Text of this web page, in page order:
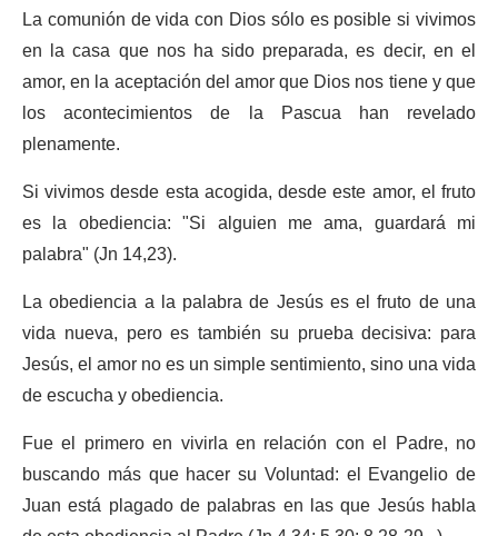
La comunión de vida con Dios sólo es posible si vivimos
en la casa que nos ha sido preparada, es decir, en el
amor, en la aceptación del amor que Dios nos tiene y que
los acontecimientos de la Pascua han revelado
plenamente.
Si vivimos desde esta acogida, desde este amor, el fruto
es la obediencia: "Si alguien me ama, guardará mi
palabra" (Jn 14,23).
La obediencia a la palabra de Jesús es el fruto de una
vida nueva, pero es también su prueba decisiva: para
Jesús, el amor no es un simple sentimiento, sino una vida
de escucha y obediencia.
Fue el primero en vivirla en relación con el Padre, no
buscando más que hacer su Voluntad: el Evangelio de
Juan está plagado de palabras en las que Jesús habla